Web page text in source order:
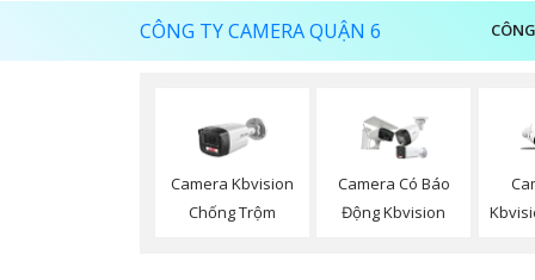
CÔNG TY CAMERA QUẬN 6
Camera Kbvision
Chống Trộm
Camera Có Báo
Động Kbvision